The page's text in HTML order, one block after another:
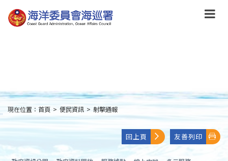
到
主
:::
現在位置： 首頁 > 便民資訊 > 射擊通報
回上頁 友善列印